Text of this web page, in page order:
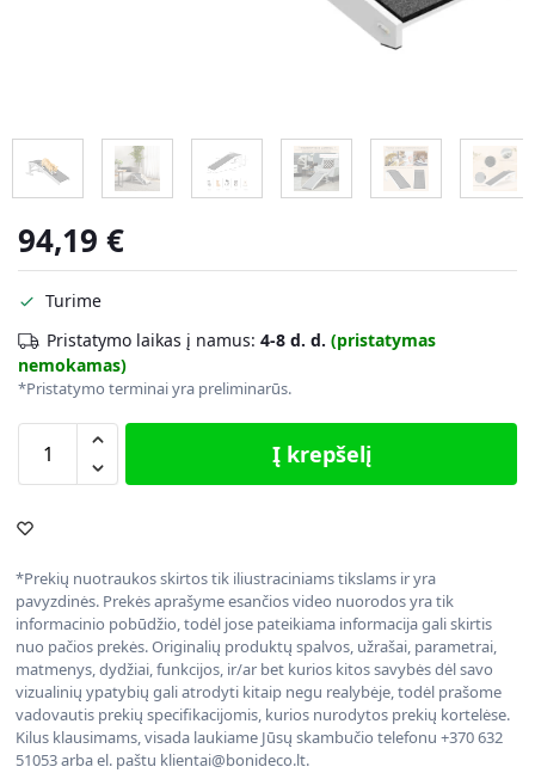
94,19 €
Turime
Pristatymo laikas į namus: 4-8 d. d. (pristatymas
nemokamas)
*Pristatymo terminai yra preliminarūs.
Į krepšelį
*Prekių nuotraukos skirtos tik iliustraciniams tikslams ir yra
pavyzdinės. Prekės aprašyme esančios video nuorodos yra tik
informacinio pobūdžio, todėl jose pateikiama informacija gali skirtis
nuo pačios prekės. Originalių produktų spalvos, užrašai, parametrai,
matmenys, dydžiai, funkcijos, ir/ar bet kurios kitos savybės dėl savo
vizualinių ypatybių gali atrodyti kitaip negu realybėje, todėl prašome
vadovautis prekių specifikacijomis, kurios nurodytos prekių kortelėse.
Kilus klausimams, visada laukiame Jūsų skambučio telefonu +370 632
51053 arba el. paštu klientai@bonideco.lt.